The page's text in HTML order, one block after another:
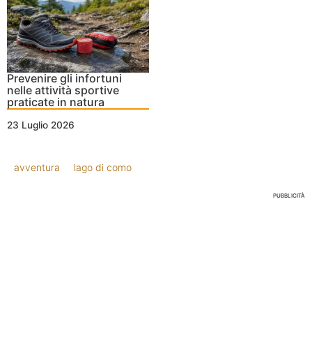
Prevenire gli infortuni
nelle attività sportive
praticate in natura
23 Luglio 2026
avventura lago di como
PUBBLICITÀ